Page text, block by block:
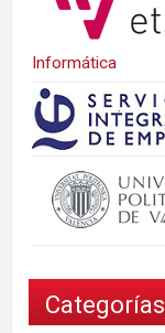
Informática
Categorías